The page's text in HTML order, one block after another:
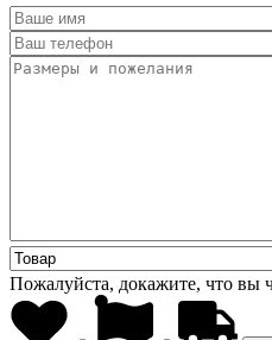
Пожалуйста, докажите, что вы